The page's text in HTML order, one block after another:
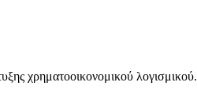
χρηματοοικονομικού λογισμικού.